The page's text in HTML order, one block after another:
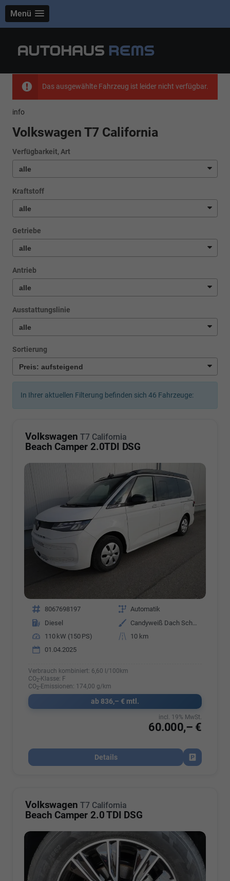
Menü
Das ausgewählte Fahrzeug ist leider nicht verfügbar.
info
Volkswagen T7 California
Verfügbarkeit, Art
Kraftstoff
Getriebe
Antrieb
Ausstattungslinie
Sortierung
In Ihrer aktuellen Filterung befinden sich 46 Fahrzeuge:
Volkswagen T7 California
Beach Camper 2.0TDI DSG
Fahrzeugnr. 8067698197 Getriebe Automatik
Kraftstoff
Diesel Außenfarbe
Leistung
110 kW (150 PS) Kilometerstand
10 km
01.04.2025
Verbrauch kombiniert: 6,60 l/100km
CO2-Klasse: F
CO2-Emissionen: 174,00 g/km
ab 836,– € mtl.
60.000,– €
incl. 19% MwSt.
Details
Fahrzeug
Volkswagen T7 California
Beach Camper 2.0 TDI DSG